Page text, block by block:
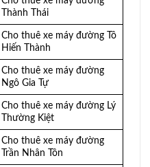
Thành Thái
Cho thuê xe máy đường Tô
Hiến Thành
Cho thuê xe máy đường
Ngô Gia Tự
Cho thuê xe máy đường Lý
Thường Kiệt
Cho thuê xe máy đường
Trần Nhân Tôn